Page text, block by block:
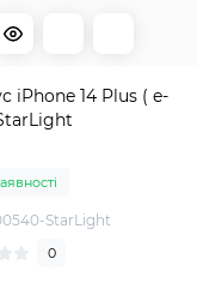
iPhone 14 Plus ( e-
StarLight
0